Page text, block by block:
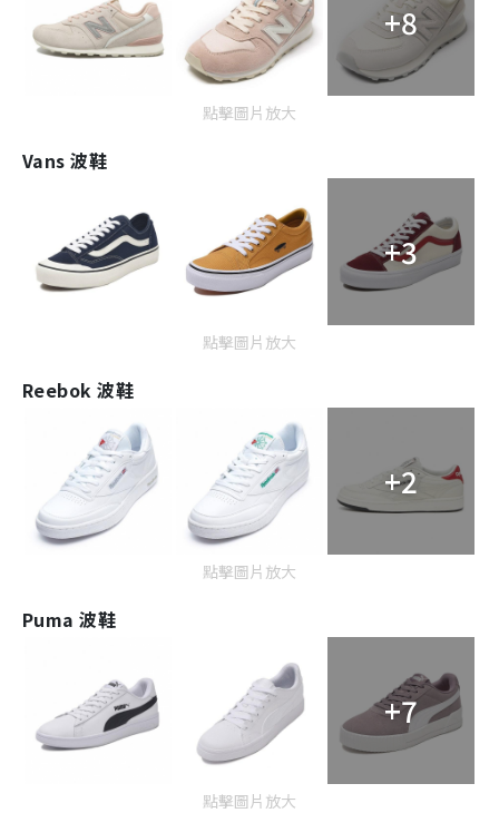
+8
點擊圖片放大
Vans 波鞋
+3
點擊圖片放大
Reebok 波鞋
+2
點擊圖片放大
Puma 波鞋
+7
點擊圖片放大